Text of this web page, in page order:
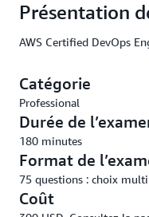
Présentation
AWS Certified DevOps
Catégorie
Professional
Durée de
180 minutes
Format de
75 questions : choix
Coût